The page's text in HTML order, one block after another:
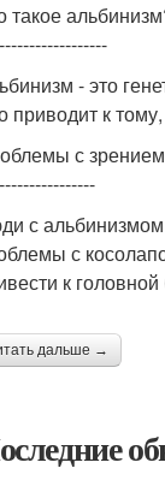
такое
- это
приводит к
с зрением
с альбинизмом
с
к
дальше →